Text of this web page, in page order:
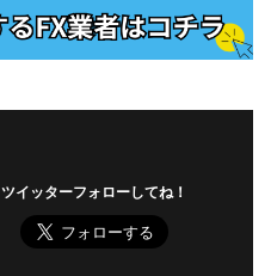
ツイッターフォローしてね！